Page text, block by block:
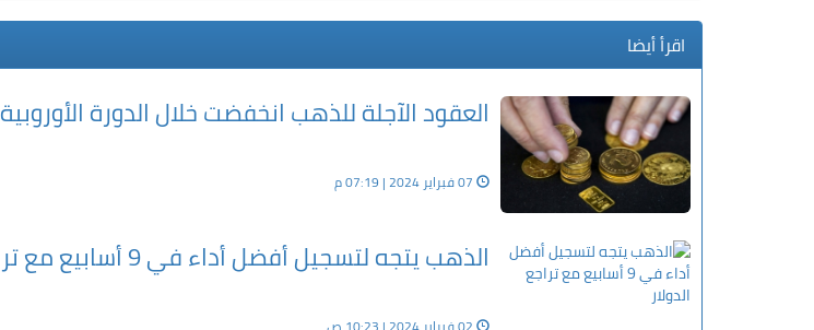
اقرأ أيضا
العقود الآجلة للذهب انخفضت خلال الدورة الأوروبية
الذهب يتجه لتسجيل أفضل أداء في 9 أسابيع مع تراجع الدولار